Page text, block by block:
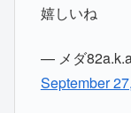
嬉しいね
— メダ
September